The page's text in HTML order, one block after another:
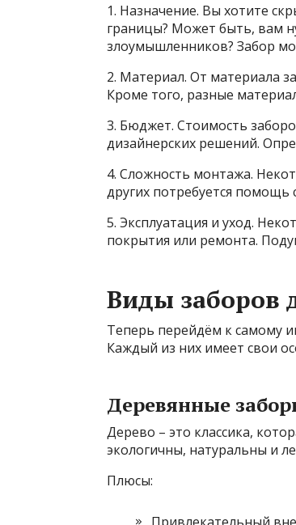
1. Назначение. Вы хотите
границы? Может быть, вам
злоумышленников? Забор
2. Материал. От материала
Кроме того, разные
3. Бюджет. Стоимость
дизайнерских решений.
4. Сложность монтажа.
других потребуется помощь
5. Эксплуатация и уход.
покрытия или ремонта.
Виды заборов
Теперь перейдём к самому
Каждый из них имеет свои
Деревянные
Дерево – это классика,
экологичны, натуральны и
Плюсы:
Привлекательный